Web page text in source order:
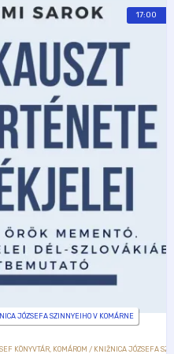
17:00
JÓZSEFA SZINNYEIHO V KOMÁRNE
KÖNYVTÁR, KOMÁROM / KNIŽNICA JÓZSEFA